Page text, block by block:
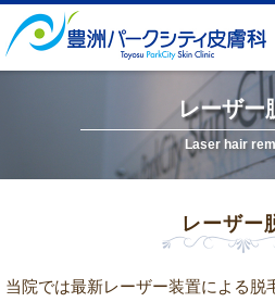
レーザー
Laser hair
レーザー
当院では最新レーザー装置による脱